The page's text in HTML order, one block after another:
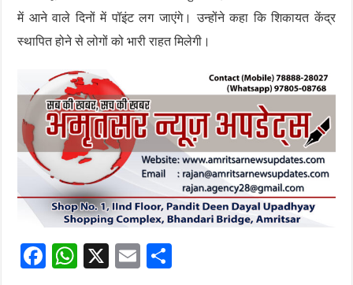
में आने वाले दिनों में पॉइंट लग जाएंगे। उन्होंने कहा कि शिकायत केंद्र
स्थापित होने से लोगों को भारी राहत मिलेगी।
F
W
X
E